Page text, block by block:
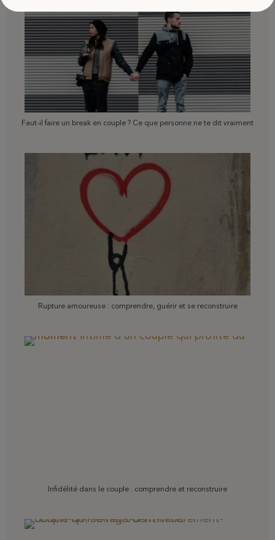
Faut-il faire un break en couple ? Ce que personne ne te dit vraiment
Rupture amoureuse : comprendre, guérir et se reconstruire
Infidélité dans le couple : comprendre et reconstruire